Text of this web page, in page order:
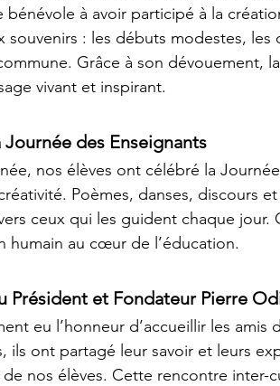
bénévole à avoir participé à la
souvenirs : les débuts modestes,
Grâce à son dévouement,
vivant et inspirant.
des Enseignants
nos élèves ont célébré la
Poèmes, danses, discours
ceux qui les guident chaque jour.
humain au cœur de l’éducation.
Président et Fondateur Pierre
eu l’honneur d’accueillir les amis
ils ont partagé leur savoir et leurs
nos élèves. Cette rencontre inter-